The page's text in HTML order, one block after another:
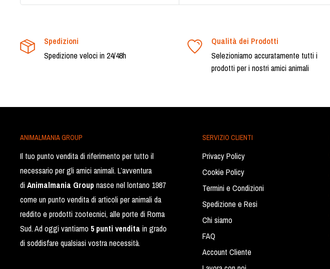
Spedizioni
Spedizione veloci in 24/48h
Qualità dei Prodotti
Selezioniamo accuratamente tutti i
prodotti per i nostri amici animali
ANIMALMANIA GROUP
Il tuo punto vendita di riferimento per tutto il
necessario per gli amici animali. L’avventura
diAnimalmania Group nasce nel lontano 1987
come un punto vendita di articoli per animali da
reddito e prodotti zootecnici, alle porte di Roma
Sud. Ad oggi vantiamo 5 punti vendita in grado
di soddisfare qualsiasi vostra necessità.
SERVIZIO CLIENTI
Privacy Policy
Cookie Policy
Termini e Condizioni
Spedizione e Resi
Chi siamo
FAQ
Account Cliente